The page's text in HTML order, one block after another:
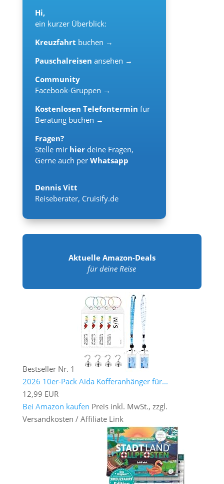
Hi,
ein kurzer Überblick:
Kreuzfahrt buchen →
Pauschalreisen ansehen →
Community
Facebook-Gruppen →
Kostenlosen Telefontermin für
Beratung buchen →
Fragen?
Stelle mir hier deine Fragen,
Gerne auch per Whatsapp
Dennis Vitt
Reiseberater, Cruisify.de
Aktuelle Amazon-Deals
für deine Reise
Bestseller Nr. 1
2026 10er-Pack Aida Kofferanhänger für...
12,99 EUR
Bei Amazon kaufen Preis inkl. MwSt., zzgl.
Versandkosten / Affiliate Link